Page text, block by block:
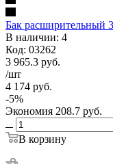
Бак расширительный
В наличии: 4
Код: 03262
3 965.3 руб.
/шт
4 174 руб.
-5%
Экономия 208.7 руб.
В корзину